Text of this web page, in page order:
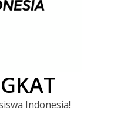
Indonesia!